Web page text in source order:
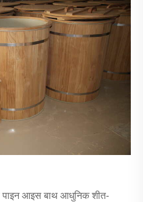
पाइन आइस बाथ आधुनिक शीत-